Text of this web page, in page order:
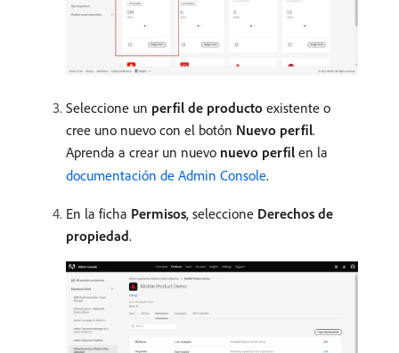
Seleccione un perfil de producto existente o
cree uno nuevo con el botón Nuevo perfil.
Aprenda a crear un nuevo nuevo perfil en la
documentación de Admin Console.
En la ficha Permisos, seleccione Derechos de
propiedad.